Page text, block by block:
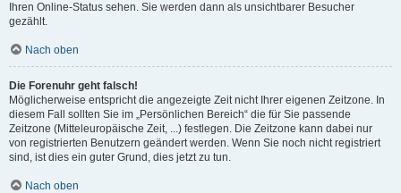
Ihren Online-Status sehen. Sie werden dann als unsichtbarer Besucher
gezählt.
Nach oben
Die Forenuhr geht falsch!
Möglicherweise entspricht die angezeigte Zeit nicht Ihrer eigenen Zeitzone. In
diesem Fall sollten Sie im „Persönlichen Bereich“ die für Sie passende
Zeitzone (Mitteleuropäische Zeit, ...) festlegen. Die Zeitzone kann dabei nur
von registrierten Benutzern geändert werden. Wenn Sie noch nicht registriert
sind, ist dies ein guter Grund, dies jetzt zu tun.
Nach oben